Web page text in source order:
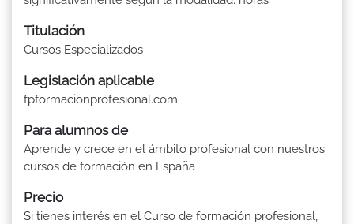
Titulación
Cursos Especializados
Legislación aplicable
fpformacionprofesional.com
Para alumnos de
Aprende y crece en el ámbito profesional con nuestros
cursos de formación en España
Precio
Si tienes interés en el Curso de formación profesional,